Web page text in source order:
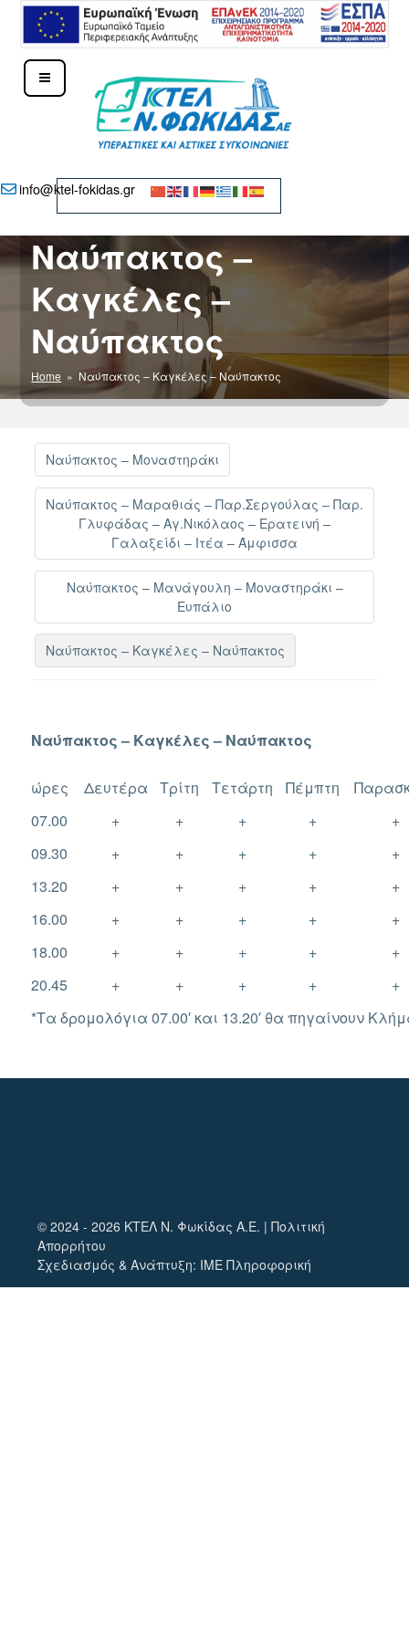
Μετάβαση
ΚΤΕΛ Ν. ΦΩΚΊΔΑΣ – ΔΕΛΦΟΊ
info@ktel-fokidas.gr
Ναύπακτος –
Καγκέλες –
Ναύπακτος
Home » Ναύπακτος – Καγκέλες – Ναύπακτος
Ναύπακτος – Μοναστηράκι
Ναύπακτος – Μαραθιάς – Παρ.Σεργούλας – Παρ.
Γλυφάδας – Αγ.Νικόλαος – Ερατεινή –
Γαλαξείδι – Ιτέα – Άμφισσα
Ναύπακτος – Μανάγουλη – Μοναστηράκι –
Ευπάλιο
Ναύπακτος – Καγκέλες – Ναύπακτος
Ναύπακτος – Καγκέλες – Ναύπακτος
ώρες Δευτέρα Τρίτη Τετάρτη Πέμπτη
07.00
+ + + +
+
09.30
+ + + +
+
13.20
+ + + +
+
16.00
+ + + +
+
18.00
+ + + +
+
20.45
+ + + +
+
*Τα δρομολόγια 07.00′ και 13.20′ θα πηγαίνουν
© 2024 - 2026 ΚΤΕΛ Ν. Φωκίδας Α.Ε. |Πολιτική
Απορρήτου
Σχεδιασμός & Ανάπτυξη: ΙΜΕ Πληροφορική